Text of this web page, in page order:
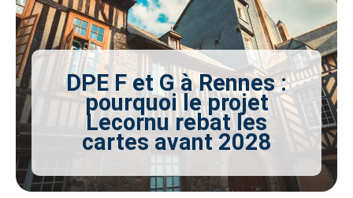
DPE F et G à Rennes :
pourquoi le projet
Lecornu rebat les
cartes avant 2028